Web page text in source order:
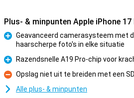
Plus- & minpunten Apple iPhone 17
Pluspunt
Geavanceerd camerasysteem met
haarscherpe foto's in elke situatie
Pluspunt
Razendsnelle A19 Pro-chip voor
Minpunt
Opslag niet uit te breiden met een
Alle plus- & minpunten